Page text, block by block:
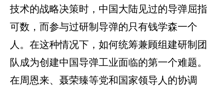
技术的战略决策时，中国大陆见过的导弹屈指
可数，而参与过研制导弹的只有钱学森一个
人。在这种情况下，如何统筹兼顾组建研制团
队成为创建中国导弹工业面临的第一个难题。
在周恩来、聂荣臻等党和国家领导人的协调